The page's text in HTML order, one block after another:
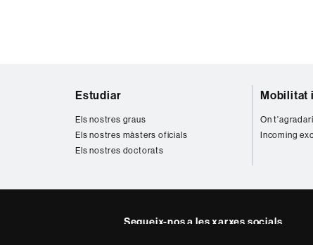
Estudiar
Els nostres graus
Els nostres màsters oficials
Els nostres doctorats
Mobilitat
On
Incoming
Segueix-nos a les xarxes socials